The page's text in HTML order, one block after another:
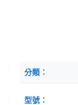
分類：
型號：